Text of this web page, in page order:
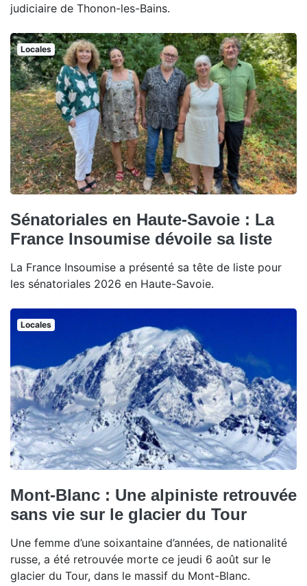
judiciaire de Thonon-les-Bains.
Locales
Sénatoriales en Haute-Savoie : La
France Insoumise dévoile sa liste
La France Insoumise a présenté sa tête de liste pour
les sénatoriales 2026 en Haute-Savoie.
Locales
Mont-Blanc : Une alpiniste retrouvée
sans vie sur le glacier du Tour
Une femme d’une soixantaine d’années, de nationalité
russe, a été retrouvée morte ce jeudi 6 août sur le
glacier du Tour, dans le massif du Mont-Blanc.